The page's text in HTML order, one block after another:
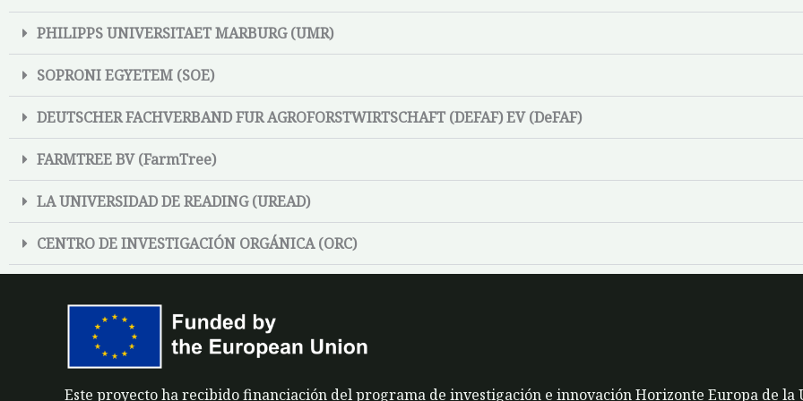
PHILIPPS UNIVERSITAET MARBURG (UMR)
SOPRONI EGYETEM (SOE)
DEUTSCHER FACHVERBAND FUR AGROFORSTWIRTSCHAFT (DEFAF) EV (DeFAF)
FARMTREE BV (FarmTree)
LA UNIVERSIDAD DE READING (UREAD)
CENTRO DE INVESTIGACIÓN ORGÁNICA (ORC)
Este proyecto ha recibido financiación del programa de investigación e innovación Horizonte Europa de